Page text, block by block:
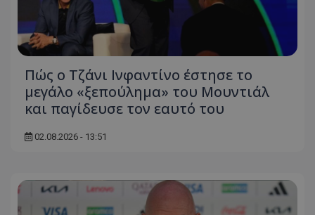
Πώς ο Τζάνι Ινφαντίνο έστησε το
μεγάλο «ξεπούλημα» του Μουντιάλ
και παγίδευσε τον εαυτό του
02.08.2026 - 13:51